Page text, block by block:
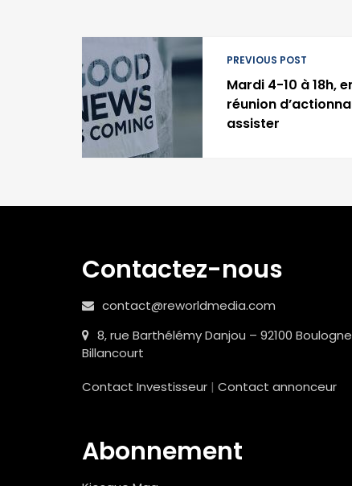
PREVIOUS POST
Mardi 4-10 à 18h,
réunion
assister
Contactez-nous
contact@reworldmedia.com
8, rue Barthélémy Danjou – 92100
Billancourt
Contact Investisseur | Contact annonceur
Abonnement